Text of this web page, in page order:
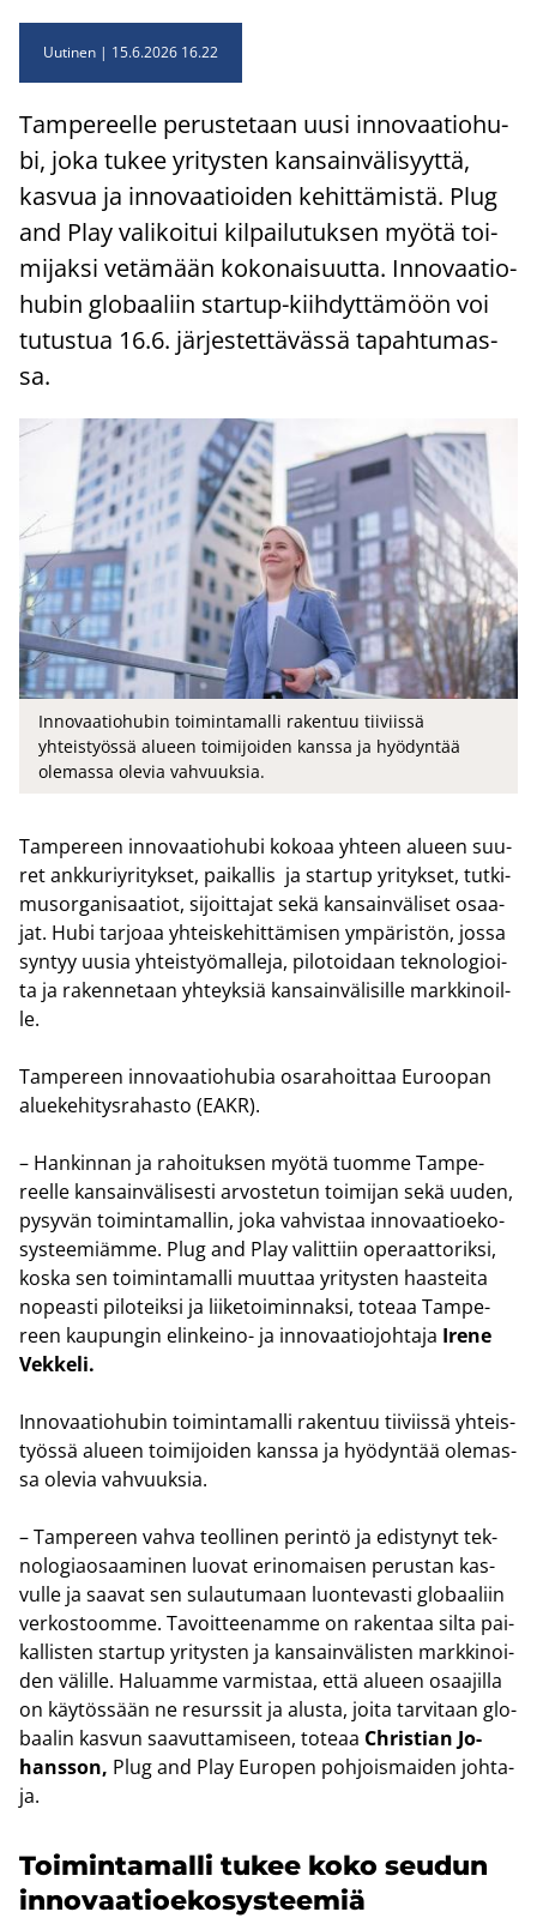
Uutinen 15.6.2026 16.22
Tam­pe­reel­le pe­rus­te­taan uusi in­no­vaa­tio­hu­
bi, joka tukee yri­tys­ten kan­sain­vä­li­syyt­tä,
kas­vua ja in­no­vaa­tioi­den ke­hit­tä­mis­tä. Plug
and Play va­li­koi­tui kil­pai­lu­tuk­sen myötä toi­
mi­jak­si ve­tä­mään ko­ko­nai­suut­ta. In­no­vaa­tio­
hu­bin glo­baa­liin startup-​kiihdyttämöön voi
tu­tus­tua 16.6. jär­jes­tet­tä­väs­sä ta­pah­tu­mas­
sa.
Innovaatiohubin toimintamalli rakentuu tiiviissä
yhteistyössä alueen toimijoiden kanssa ja hyödyntää
olemassa olevia vahvuuksia.
Tam­pe­reen in­no­vaa­tio­hu­bi ko­ko­aa yh­teen alu­een suu­
ret ank­ku­riy­ri­tyk­set, pai­kal­lis ja star­tup yri­tyk­set, tut­ki­
musor­ga­ni­saa­tiot, si­joit­ta­jat sekä kan­sain­vä­li­set osaa­
jat. Hubi tar­jo­aa yh­teis­ke­hit­tä­mi­sen ym­pä­ris­tön, jossa
syn­tyy uusia yh­teis­työ­mal­le­ja, pi­lo­toi­daan tek­no­lo­gioi­
ta ja ra­ken­ne­taan yh­teyk­siä kan­sain­vä­li­sil­le mark­ki­noil­
le.
Tam­pe­reen in­no­vaa­tio­hu­bia osa­ra­hoit­taa Eu­roo­pan
alue­ke­hi­tys­ra­has­to (EAKR).
– Han­kin­nan ja ra­hoi­tuk­sen myötä tuom­me Tam­pe­
reel­le kan­sain­vä­li­ses­ti ar­vos­te­tun toi­mi­jan sekä uuden,
py­sy­vän toi­min­ta­mal­lin, joka vah­vis­taa in­no­vaa­tio­eko­
sys­tee­miäm­me. Plug and Play va­lit­tiin ope­raat­to­rik­si,
koska sen toi­min­ta­mal­li muut­taa yri­tys­ten haas­tei­ta
no­peas­ti pi­lo­teik­si ja lii­ke­toi­min­nak­si, to­te­aa Tam­pe­
reen kau­pun­gin elinkeino-​ ja in­no­vaa­tio­joh­ta­ja Irene
Vek­ke­li.
In­no­vaa­tio­hu­bin toi­min­ta­mal­li ra­ken­tuu tii­viis­sä yh­teis­
työs­sä alu­een toi­mi­joi­den kans­sa ja hyö­dyn­tää ole­mas­
sa ole­via vah­vuuk­sia.
– Tam­pe­reen vahva teol­li­nen pe­rin­tö ja edis­ty­nyt tek­
no­lo­giao­saa­mi­nen luo­vat erin­omai­sen pe­rus­tan kas­
vul­le ja saa­vat sen su­lau­tu­maan luon­te­vas­ti glo­baa­liin
ver­kos­toom­me. Ta­voit­tee­nam­me on ra­ken­taa silta pai­
kal­lis­ten star­tup yri­tys­ten ja kan­sain­vä­lis­ten mark­ki­noi­
den vä­lil­le. Ha­luam­me var­mis­taa, että alu­een osaa­jil­la
on käy­tös­sään ne re­surs­sit ja alus­ta, joita tar­vi­taan glo­
baa­lin kas­vun saa­vut­ta­mi­seen, to­te­aa Chris­tian Jo­
hans­son, Plug and Play Eu­ro­pen poh­jois­mai­den joh­ta­
ja.
Toi­min­ta­mal­li tukee koko seu­dun
in­no­vaa­tio­eko­sys­tee­miä